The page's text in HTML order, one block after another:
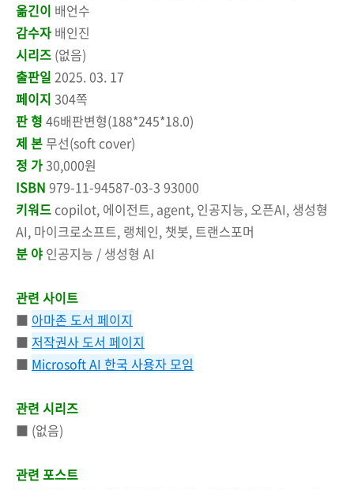
옮긴이 배언수
감수자 배인진
시리즈 (없음)
출판일 2025. 03. 17
페이지 304쪽
판 형 46배판변형(188*245*18.0)
제 본 무선(soft cover)
정 가30,000원
ISBN 979-11-94587-03-3 93000
키워드 copilot, 에이전트, agent, 인공지능, 오픈AI, 생성형
AI, 마이크로소프트, 랭체인, 챗봇, 트랜스포머
분 야 인공지능 / 생성형 AI
관련 사이트
■ 아마존 도서 페이지
■ 저작권사 도서 페이지
■ Microsoft AI 한국 사용자 모임
관련 시리즈
■ (없음)
관련 포스트